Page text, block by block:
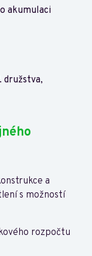
akumulaci
družstva,
a
s možností
rozpočtu